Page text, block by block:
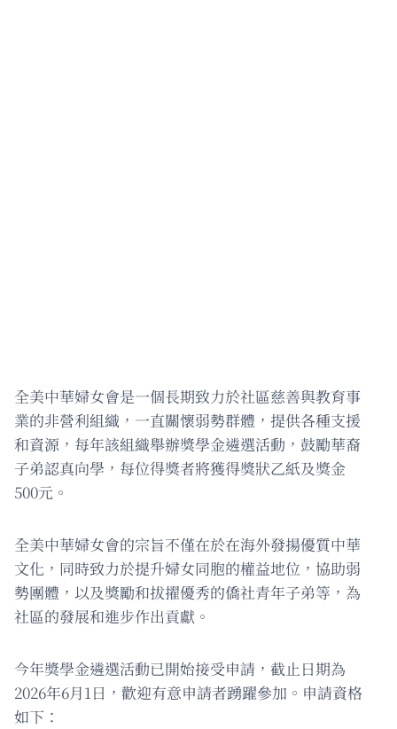
全美中華婦女會是一個長期致力於社區慈善與教育事
業的非營利組織，一直關懷弱勢群體，提供各種支援
和資源，每年該組織舉辦獎學金遴選活動，鼓勵華裔
子弟認真向學，每位得獎者將獲得獎狀乙紙及獎金
500元。
全美中華婦女會的宗旨不僅在於在海外發揚優質中華
文化，同時致力於提升婦女同胞的權益地位，協助弱
勢團體，以及獎勵和拔擢優秀的僑社青年子弟等，為
社區的發展和進步作出貢獻。
今年獎學金遴選活動已開始接受申請，截止日期為
2026年6月1日，歡迎有意申請者踴躍參加。申請資格
如下：